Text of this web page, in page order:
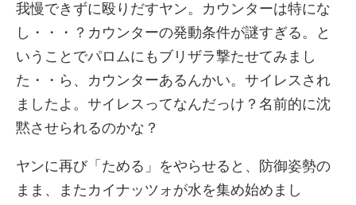
我慢できずに殴りだすヤン。カウンターは特にな
し・・・？カウンターの発動条件が謎すぎる。と
いうことでパロムにもブリザラ撃たせてみまし
た・・ら、カウンターあるんかい。サイレスされ
ましたよ。サイレスってなんだっけ？名前的に沈
黙させられるのかな？
ヤンに再び「ためる」をやらせると、防御姿勢の
まま、またカイナッツォが水を集め始めまし